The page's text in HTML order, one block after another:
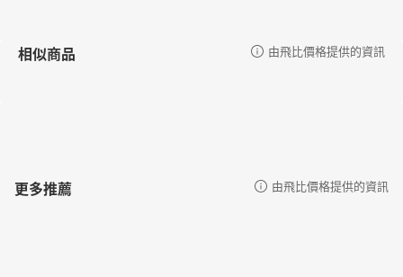
相似商品 由飛比價格提供的資訊
更多推薦 由飛比價格提供的資訊